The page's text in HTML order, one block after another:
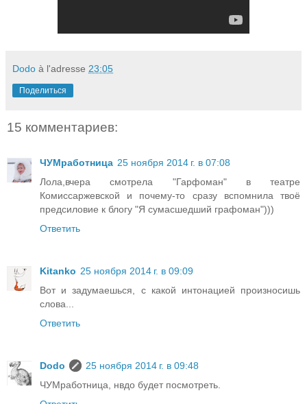
Dodo à l'adresse 23:05
Поделиться
15 комментариев:
ЧУМработница 25 ноября 2014 г. в 07:08
Лола,вчера смотрела "Гарфоман" в театре
Комиссаржевской и почему-то сразу вспомнила твоё
предсиловие к блогу "Я сумасшедший графоман")))
Ответить
Kitanko 25 ноября 2014 г. в 09:09
Вот и задумаешься, с какой интонацией произносишь
слова...
Ответить
Dodo
25 ноября 2014 г. в 09:48
ЧУМработница, нвдо будет посмотреть.